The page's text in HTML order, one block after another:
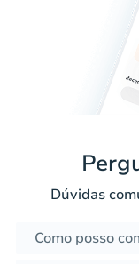
Dúvidas
Como posso